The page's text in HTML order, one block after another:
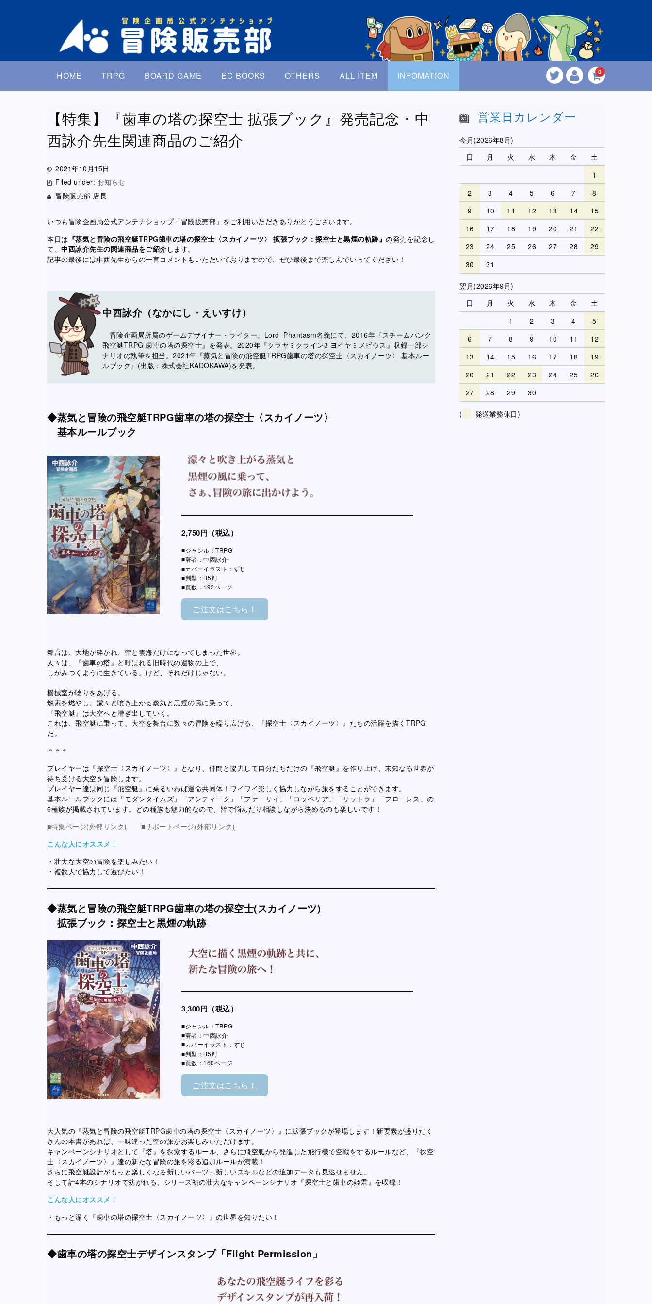
0
HOME TRPG BOARD GAME EC BOOKS OTHERS ALL ITEM INFOMATION
【特集】『歯車の塔の探空士 拡張ブック』発売記念・中
西詠介先生関連商品のご紹介
2021年10月15日
Filed under: お知らせ
冒険販売部 店長
いつも冒険企画局公式アンテナショップ「冒険販売部」をご利用いただきありがとうございます。
本日は 『蒸気と冒険の飛空艇TRPG歯車の塔の探空士〈スカイノーツ〉 拡張ブック：探空士と黒煙の軌跡』 の発売を記念し
て、 中西詠介先生の関連商品をご紹介 します。
記事の最後には中西先生からの一言コメントもいただいておりますので、ぜひ最後まで楽しんでいってください！
中西詠介（なかにし・えいすけ）
冒険企画局所属のゲームデザイナー・ライター。Lord_Phantasm名義にて、2016年『スチームパンク
飛空艇TRPG 歯車の塔の探空士』を発表。2020年『クラヤミクライン3 ヨイヤミメビウス』収録一部シ
ナリオの執筆を担当。2021年『蒸気と冒険の飛空艇TRPG歯車の塔の探空士〈スカイノーツ〉 基本ルー
ルブック』(出版：株式会社KADOKAWA)を発表。
◆蒸気と冒険の飛空艇TRPG歯車の塔の探空士〈スカイノーツ〉
基本ルールブック
2,750円（税込）
■ジャンル：TRPG
■著者：中西詠介
■カバーイラスト：ずじ
■判型：B5判
■頁数：192ページ
ご注文はこちら！
舞台は、大地が砕かれ、空と雲海だけになってしまった世界。
人々は、『歯車の塔』と呼ばれる旧時代の遺物の上で、
しがみつくように生きている。けど、それだけじゃない。
機械室が唸りをあげる。
燃素を燃やし、濛々と噴き上がる蒸気と黒煙の風に乗って、
『飛空艇』は大空へと漕ぎ出していく。
これは、飛空艇に乗って、大空を舞台に数々の冒険を繰り広げる、『探空士〈スカイノーツ〉』たちの活躍を描くTRPG
だ。
＊＊＊
プレイヤーは『探空士〈スカイノーツ〉』となり、仲間と協力して自分たちだけの『飛空艇』を作り上げ、未知なる世界が
待ち受ける大空を冒険します。
プレイヤー達は同じ『飛空艇』に乗るいわば運命共同体！ワイワイ楽しく協力しながら旅をすることができます。
基本ルールブックには「モダンタイムズ」「アンティーク」「ファーリィ」「コッペリア」「リットラ」「フローレス」の
6種族が掲載されています。どの種族も魅力的なので、皆で悩んだり相談しながら決めるのも楽しいです！
■特集ページ(外部リンク)
■サポートページ(外部リンク)
こんな人にオススメ！
・壮大な大空の冒険を楽しみたい！
・複数人で協力して遊びたい！
◆蒸気と冒険の飛空艇TRPG歯車の塔の探空士(スカイノーツ)
拡張ブック：探空士と黒煙の軌跡
3,300円（税込）
■ジャンル：TRPG
■著者：中西詠介
■カバーイラスト：ずじ
■判型：B5判
■頁数：160ページ
ご注文はこちら！
大人気の『蒸気と冒険の飛空艇TRPG歯車の塔の探空士〈スカイノーツ〉』に拡張ブックが登場します！新要素が盛りだく
さんの本書があれば、一味違った空の旅がお楽しみいただけます。
キャンペーンシナリオとして『塔』を探索するルール、さらに飛空艇から発進した飛行機で空戦をするルールなど、『探空
士〈スカイノーツ〉』達の新たな冒険の旅を彩る追加ルールが満載！
さらに飛空艇設計がもっと楽しくなる新しいパーツ、新しいスキルなどの追加データも見逃せません。
そして計4本のシナリオで紡がれる、シリーズ初の壮大なキャンペーンシナリオ『探空士と歯車の姫君』を収録！
こんな人にオススメ！
・もっと深く『歯車の塔の探空士〈スカイノーツ〉』の世界を知りたい！
◆歯車の塔の探空士デザインスタンプ「Flight Permission」
営業日カレンダー
今月(2026年8月)
日
月 火 水 木 金
土
1
2
3 4 5 6 7
8
9
10 11 12 13 14
15
16
17 18 19 20 21
22
23
24 25 26 27 28
29
30
31
翌月(2026年9月)
日
月 火 水 木 金
土
1
2 3 4
5
6
7 8 9 10 11
12
13
14 15 16 17 18
19
20
21 22 23 24 25
26
27
28 29 30
( 発送業務休日)